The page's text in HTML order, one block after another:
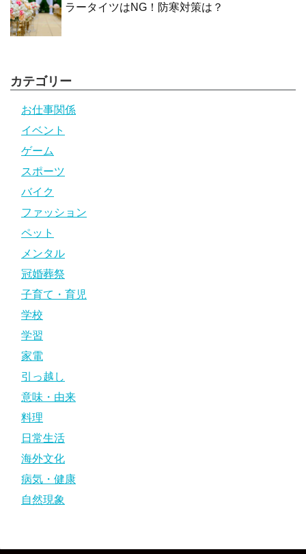
ラータイツはNG！防寒対策は？
カテゴリー
お仕事関係
イベント
ゲーム
スポーツ
バイク
ファッション
ペット
メンタル
冠婚葬祭
子育て・育児
学校
学習
家電
引っ越し
意味・由来
料理
日常生活
海外文化
病気・健康
自然現象